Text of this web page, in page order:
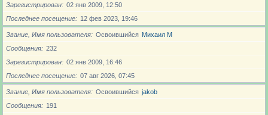
Зарегистрирован
02 янв 2009, 12:50
Последнее посещение
12 фев 2023, 19:46
Звание, Имя пользователя Освоившийся Михаил М
Сообщения
232
Зарегистрирован
02 янв 2009, 16:46
Последнее посещение
07 авг 2026, 07:45
Звание, Имя пользователя Освоившийся jakob
Сообщения
191